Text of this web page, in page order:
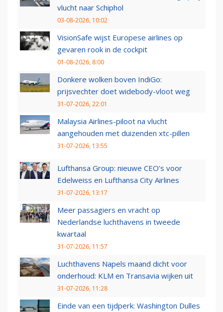
vlucht naar Schiphol
03-08-2026, 10:02
VisionSafe wijst Europese airlines op
gevaren rook in de cockpit
01-08-2026, 8:00
Donkere wolken boven IndiGo:
prijsvechter doet widebody-vloot weg
31-07-2026, 22:01
Malaysia Airlines-piloot na vlucht
aangehouden met duizenden xtc-pillen
31-07-2026, 13:55
Lufthansa Group: nieuwe CEO’s voor
Edelweiss en Lufthansa City Airlines
31-07-2026, 13:17
Meer passagiers en vracht op
Nederlandse luchthavens in tweede
kwartaal
31-07-2026, 11:57
Luchthavens Napels maand dicht voor
onderhoud: KLM en Transavia wijken uit
31-07-2026, 11:28
Einde van een tijdperk: Washington Dulles